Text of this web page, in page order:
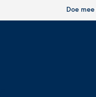
Doe mee